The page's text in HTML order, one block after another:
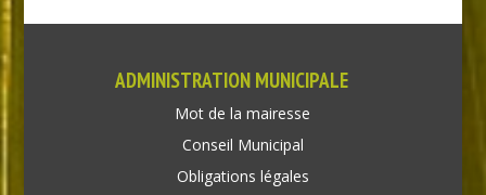
ADMINISTRATION MUNICIPALE
Mot de la mairesse
Conseil Municipal
Obligations légales